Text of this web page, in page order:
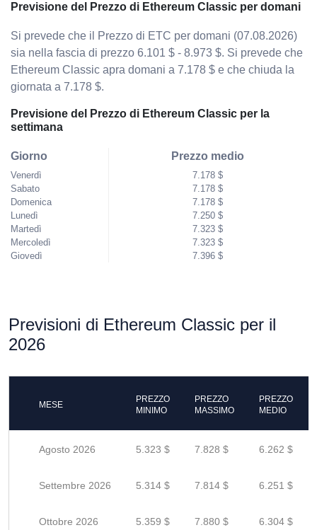
Previsione del Prezzo di Ethereum Classic per domani
Si prevede che il Prezzo di ETC per domani (07.08.2026)
sia nella fascia di prezzo 6.101 $ - 8.973 $. Si prevede che
Ethereum Classic apra domani a 7.178 $ e che chiuda la
giornata a 7.178 $.
Previsione del Prezzo di Ethereum Classic per la
settimana
Giorno
Venerdì
Sabato
Domenica
Lunedì
Martedì
Mercoledì
Giovedì
Prezzo medio
7.178 $
7.178 $
7.178 $
7.250 $
7.323 $
7.323 $
7.396 $
Previsioni di Ethereum Classic per il
2026
MESE
PREZZO
MINIMO
PREZZO
MASSIMO
PREZZO
MEDIO
Agosto 2026 5.323 $ 7.828 $ 6.262 $
Settembre 2026 5.314 $ 7.814 $ 6.251 $
Ottobre 2026 5.359 $ 7.880 $ 6.304 $